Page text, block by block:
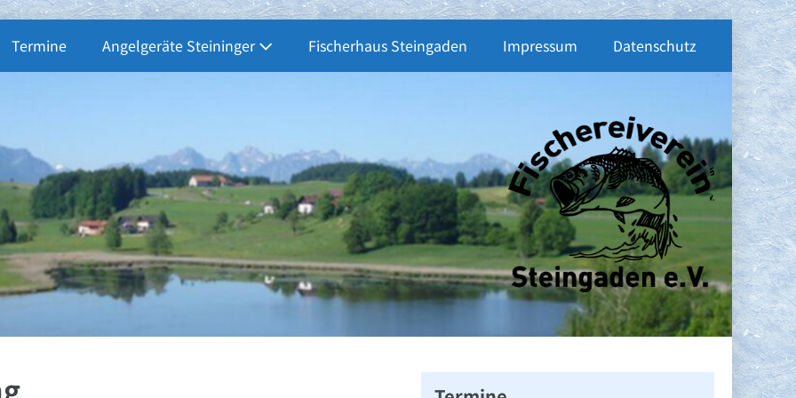
Termine Angelgeräte Steininger Fischerhaus Steingaden Impressum Datenschutz